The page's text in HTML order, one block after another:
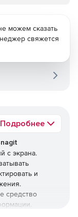
Подробнее
с экрана.
и
средство
можем сказать
свяжется